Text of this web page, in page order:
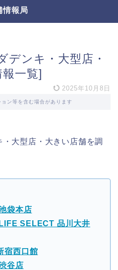
情報局
デンキ・大型店・
一覧]
2025年10月8日
ン等を含む場合があります
大型店・大きい店舗を調
袋本店
SELECT 品川大井
宿西口館
谷店